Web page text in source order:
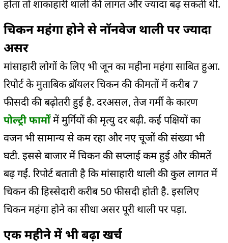
होता तो शाकाहारी थाली की लागत और ज्यादा बढ़ सकती थी.
चिकन महंगा होने से नॉनवेज थाली पर ज्यादा
असर
मांसाहारी लोगों के लिए भी जून का महीना महंगा साबित हुआ.
रिपोर्ट के मुताबिक ब्रॉयलर चिकन की कीमतों में करीब 7
फीसदी की बढ़ोतरी हुई है. दरअसल, तेज गर्मी के कारण
पोल्ट्री फार्मोंमें मुर्गियों की मृत्यु दर बढ़ी. कई पक्षियों का
वजन भी सामान्य से कम रहा और नए चूजों की संख्या भी
घटी. इससे बाजार में चिकन की सप्लाई कम हुई और कीमतें
बढ़ गईं. रिपोर्ट बताती है कि मांसाहारी थाली की कुल लागत में
चिकन की हिस्सेदारी करीब 50 फीसदी होती है. इसलिए
चिकन महंगा होने का सीधा असर पूरी थाली पर पड़ा.
एक महीने में भी बढ़ा खर्च